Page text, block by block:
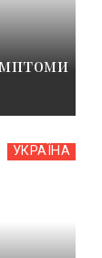
УКРАЇНА